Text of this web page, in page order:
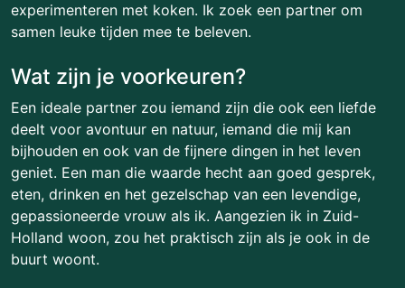
experimenteren met koken. Ik zoek een partner om
samen leuke tijden mee te beleven.
Wat zijn je voorkeuren?
Een ideale partner zou iemand zijn die ook een liefde
deelt voor avontuur en natuur, iemand die mij kan
bijhouden en ook van de fijnere dingen in het leven
geniet. Een man die waarde hecht aan goed gesprek,
eten, drinken en het gezelschap van een levendige,
gepassioneerde vrouw als ik. Aangezien ik in Zuid-
Holland woon, zou het praktisch zijn als je ook in de
buurt woont.